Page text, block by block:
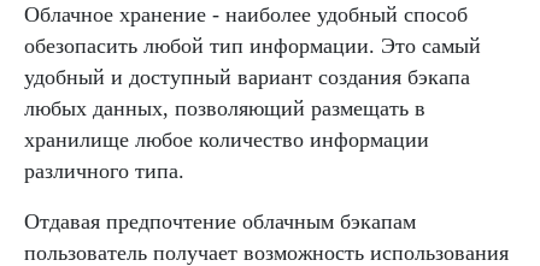
Облачное хранение - наиболее удобный способ
обезопасить любой тип информации. Это самый
удобный и доступный вариант создания бэкапа
любых данных, позволяющий размещать в
хранилище любое количество информации
различного типа.
Отдавая предпочтение облачным бэкапам
пользователь получает возможность использования